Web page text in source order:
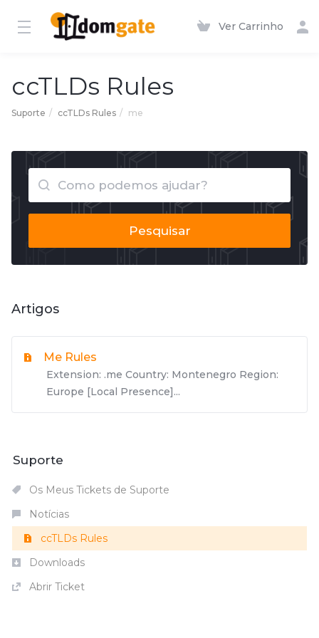
Ver Carrinho
ccTLDs Rules
Suporte ccTLDs Rules me
Pesquisar
Artigos
Me Rules
Extension: .me Country: Montenegro Region:
Europe [Local Presence]...
Suporte
Os Meus Tickets de Suporte
Notícias
ccTLDs Rules
Downloads
Abrir Ticket